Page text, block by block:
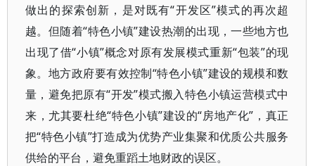
做出的探索创新，是对既有“开发区”模式的再次超
越。但随着“特色小镇”建设热潮的出现，一些地方也
出现了借“小镇”概念对原有发展模式重新“包装”的现
象。地方政府要有效控制“特色小镇”建设的规模和数
量，避免把原有“开发”模式搬入特色小镇运营模式中
来，尤其要杜绝“特色小镇”建设的“房地产化”，真正
把“特色小镇”打造成为优势产业集聚和优质公共服务
供给的平台，避免重蹈土地财政的误区。